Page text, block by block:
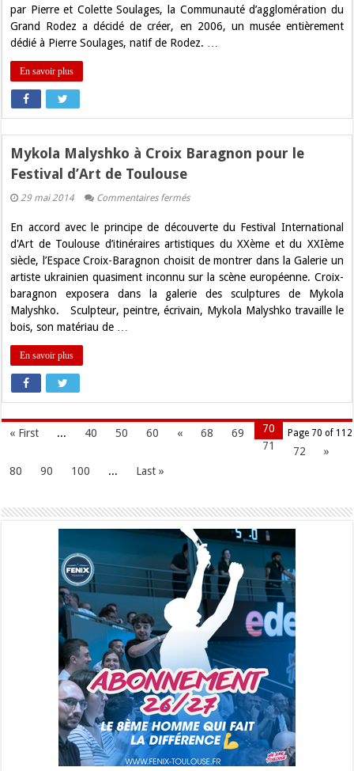
à
par Pierre et Colette Soulages, la Communauté d’agglomération du
Grand Rodez a décidé de créer, en 2006, un musée entièrement
dédié à Pierre Soulages, natif de Rodez. …
En savoir plus
Mykola Malyshko à Croix Baragnon pour le
Festival d’Art de Toulouse
29 mai 2014 Commentaires ferméssur
à
Croix
Baragnon
pour
le
d’Art
de
Toulouse
En accord avec le principe de découverte du Festival International
d'Art de Toulouse d’itinéraires artistiques du XXème et du XXIème
siècle, l’Espace Croix-Baragnon choisit de montrer dans la Galerie un
artiste ukrainien quasiment inconnu sur la scène européenne. Croix-
baragnon exposera dans la galerie des sculptures de Mykola
Malyshko. Sculpteur, peintre, écrivain, Mykola Malyshko travaille le
bois, son matériau de …
En savoir plus
Page 70 of 112
« First ... 40 50 60 « 68 69
70
71
72
»
80
90 100 ... Last »